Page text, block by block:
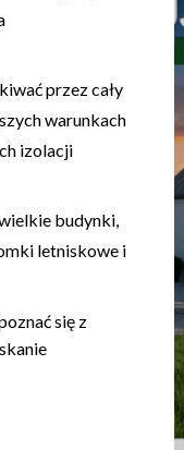
przez cały
warunkach
izolacji
budynki,
letniskowe i
się z